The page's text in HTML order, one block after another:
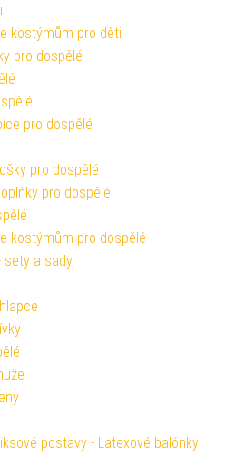
kostýmům pro děti
pro dospělé
pro dospělé
pro dospělé
pro dospělé
kostýmům pro dospělé
sety a sady
postavy - Latexové balónky